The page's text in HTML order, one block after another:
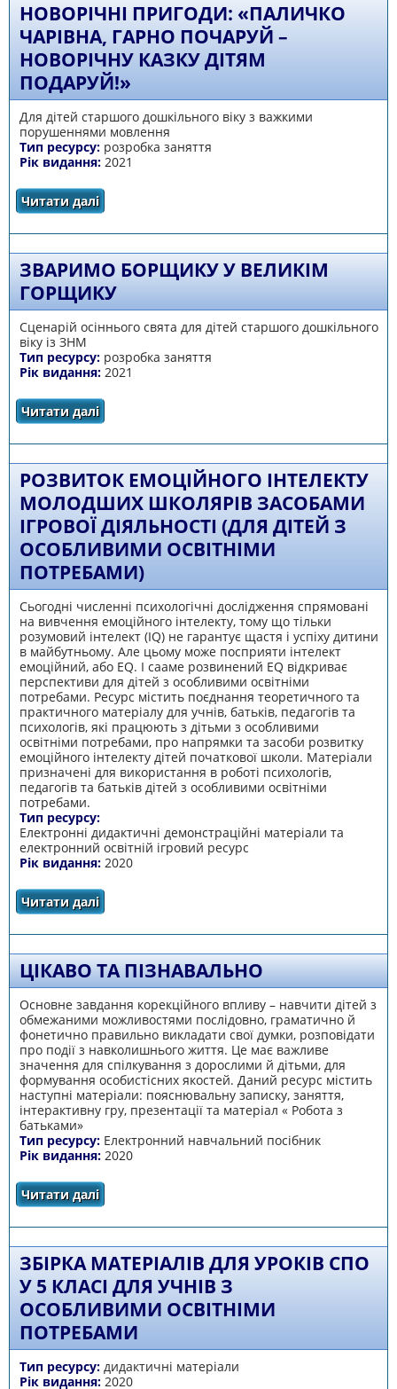
НОВОРІЧНІ ПРИГОДИ: «ПАЛИЧКО
ЧАРІВНА, ГАРНО ПОЧАРУЙ –
НОВОРІЧНУ КАЗКУ ДІТЯМ
ПОДАРУЙ!»
Для дітей старшого дошкільного віку з важкими
порушеннями мовлення
Тип ресурсу: розробка заняття
Рік видання: 2021
Читати далі
подаруй!»
ЗВАРИМО БОРЩИКУ У ВЕЛИКІМ
ГОРЩИКУ
Сценарій осіннього свята для дітей старшого дошкільного
віку із ЗНМ
Тип ресурсу: розробка заняття
Рік видання: 2021
Читати даліпро Зваримо борщику у великім горщику
РОЗВИТОК ЕМОЦІЙНОГО ІНТЕЛЕКТУ
МОЛОДШИХ ШКОЛЯРІВ ЗАСОБАМИ
ІГРОВОЇ ДІЯЛЬНОСТІ (ДЛЯ ДІТЕЙ З
ОСОБЛИВИМИ ОСВІТНІМИ
ПОТРЕБАМИ)
Сьогодні численні психологічні дослідження спрямовані
на вивчення емоційного інтелекту, тому що тільки
розумовий інтелект (IQ) не гарантує щастя і успіху дитини
в майбутньому. Але цьому може посприяти інтелект
емоційний, або EQ. І сааме розвинений EQ відкриває
перспективи для дітей з особливими освітніми
потребами. Ресурс містить поєднання теоретичного та
практичного матеріалу для учнів, батьків, педагогів та
психологів, які працюють з дітьми з особливими
освітніми потребами, про напрямки та засоби розвитку
емоційного інтелекту дітей початкової школи. Матеріали
призначені для використання в роботі психологів,
педагогів та батьків дітей з особливими освітніми
потребами.
Тип ресурсу:
Електронні дидактичні демонстраційні матеріали та
електронний освітній ігровий ресурс
Рік видання: 2020
Читати далі
діяльності (для дітей з особливими
ЦІКАВО ТА ПІЗНАВАЛЬНО
Основне завдання корекційного впливу – навчити дітей з
обмежаними можливостями послідовно, граматично й
фонетично правильно викладати свої думки, розповідати
про події з навколишнього життя. Це має важливе
значення для спілкування з дорослими й дітьми, для
формування особистісних якостей. Даний ресурс містить
наступні матеріали: пояснювальну записку, заняття,
інтерактивну гру, презентації та матеріал « Робота з
батьками»
Тип ресурсу: Електронний навчальний посібник
Рік видання: 2020
Читати даліпро Цікаво та пізнавально
ЗБІРКА МАТЕРІАЛІВ ДЛЯ УРОКІВ СПО
У 5 КЛАСІ ДЛЯ УЧНІВ З
ОСОБЛИВИМИ ОСВІТНІМИ
ПОТРЕБАМИ
Тип ресурсу: дидактичні матеріали
Рік видання: 2020